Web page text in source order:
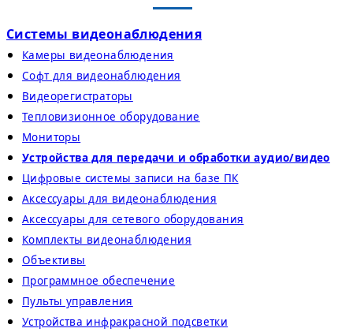
Системы видеонаблюдения
Камеры видеонаблюдения
Софт для видеонаблюдения
Видеорегистраторы
Тепловизионное оборудование
Мониторы
Устройства для передачи и обработки аудио/видео
Цифровые системы записи на базе ПК
Аксессуары для видеонаблюдения
Аксессуары для сетевого оборудования
Комплекты видеонаблюдения
Объективы
Программное обеспечение
Пульты управления
Устройства инфракрасной подсветки